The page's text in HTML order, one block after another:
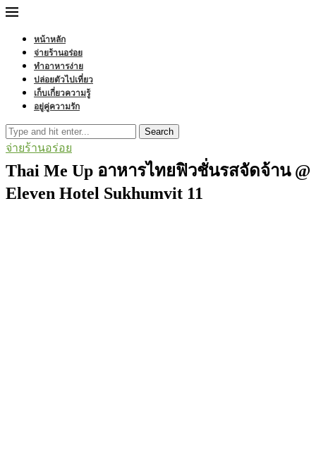
หน้าหลัก
จ่ายร้านอร่อย
ทำอาหารง่าย
ปล่อยตัวไปเที่ยว
เก็บเกี่ยวความรู้
อยู่คู่ความรัก
Search
จ่ายร้านอร่อย
Thai Me Up อาหารไทยฟิวชั่นรสจัดจ้าน @
Eleven Hotel Sukhumvit 11